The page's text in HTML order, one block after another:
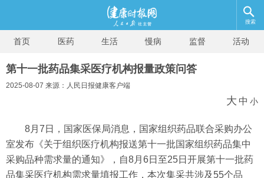
搜索
首页 医药 生活 慢病 监督 活动
第十一批药品集采医疗机构报量政策问答
2025-08-07 来源：人民日报健康客户端
大 中 小
8月7日，国家医保局消息，国家组织药品联合采购办公
室发布《关于组织医疗机构报送第十一批国家组织药品集中
采购品种需求量的通知》，自8月6日至25日开展第十一批药
品集采医疗机构需求量填报工作，本次集采共涉及55个品